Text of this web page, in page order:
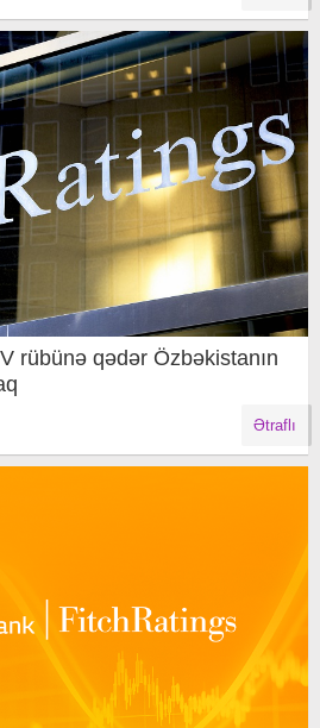
rübünə qədər Özbəkistanın
Ətraflı